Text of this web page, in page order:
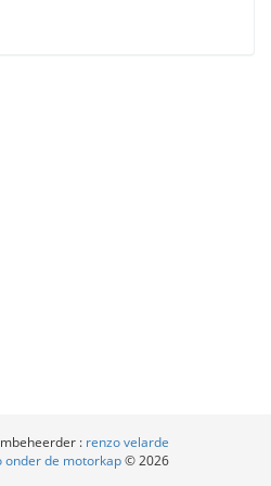
: renzo velarde
onder de motorkap© 2026